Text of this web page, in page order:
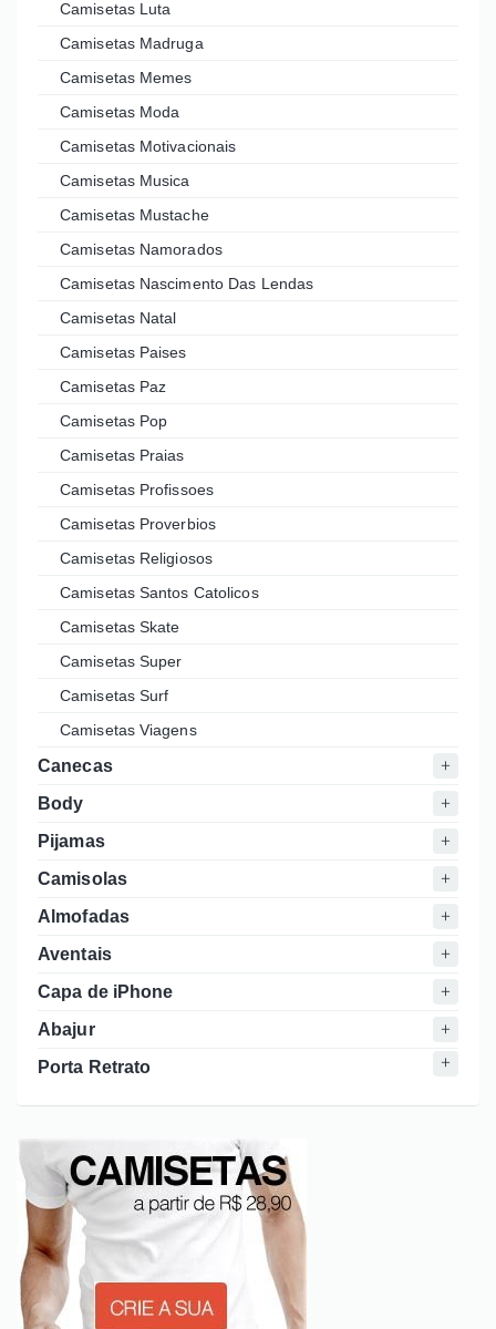
Camisetas Luta
Camisetas Madruga
Camisetas Memes
Camisetas Moda
Camisetas Motivacionais
Camisetas Musica
Camisetas Mustache
Camisetas Namorados
Camisetas Nascimento Das Lendas
Camisetas Natal
Camisetas Paises
Camisetas Paz
Camisetas Pop
Camisetas Praias
Camisetas Profissoes
Camisetas Proverbios
Camisetas Religiosos
Camisetas Santos Catolicos
Camisetas Skate
Camisetas Super
Camisetas Surf
Camisetas Viagens
Canecas
Body
Pijamas
Camisolas
Almofadas
Aventais
Capa de iPhone
Abajur
Porta Retrato